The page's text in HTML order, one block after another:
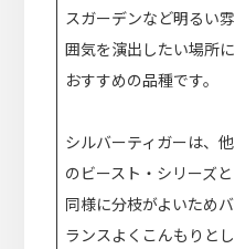
スガーデンなど明るい雰
囲気を演出したい場所に
おすすめの品種です。
シルバーティガーは、他
のビースト・シリーズと
同様に分枝がよいためバ
ランスよくこんもりとし